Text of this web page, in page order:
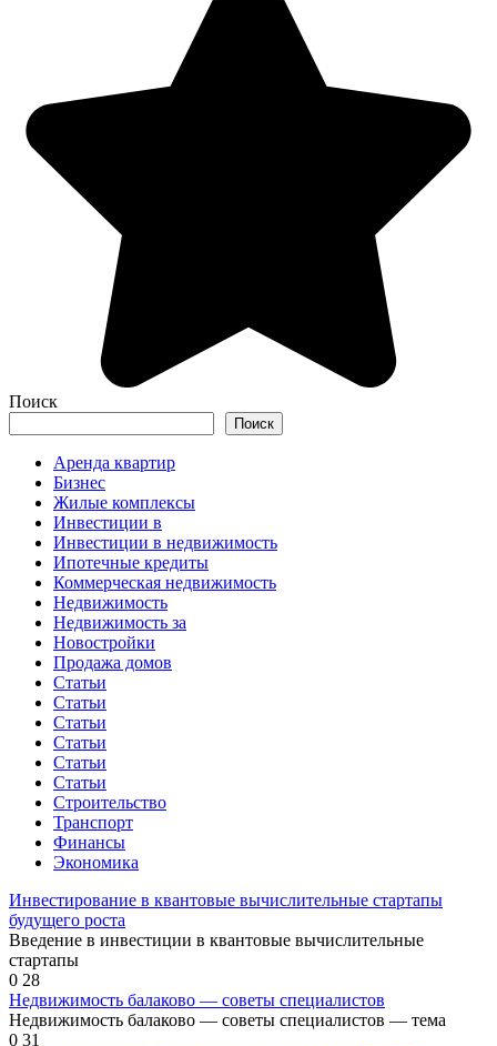
Поиск
Поиск
Аренда квартир
Бизнес
Жилые комплексы
Инвестиции в
Инвестиции в недвижимость
Ипотечные кредиты
Коммерческая недвижимость
Недвижимость
Недвижимость за
Новостройки
Продажа домов
Статьи
Статьи
Статьи
Статьи
Статьи
Статьи
Строительство
Транспорт
Финансы
Экономика
Инвестирование в квантовые вычислительные стартапы
будущего роста
Введение в инвестиции в квантовые вычислительные
стартапы
0 28
Недвижимость балаково — советы специалистов
Недвижимость балаково — советы специалистов — тема
0 31